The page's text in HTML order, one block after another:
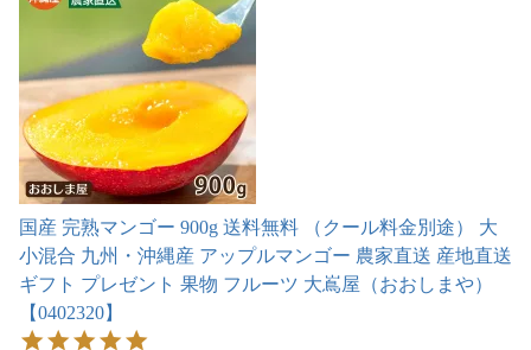
国産 完熟マンゴー 900g 送料無料 （クール料金別途） 大
小混合 九州・沖縄産 アップルマンゴー 農家直送 産地直送
ギフト プレゼント 果物 フルーツ 大嶌屋（おおしまや）
【0402320】